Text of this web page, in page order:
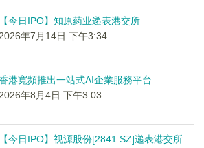
【今日IPO】知原药业递表港交所
2026年7月14日 下午3:34
港寬頻推出一站式AI企業服務平台
2026年8月4日 下午3:03
【今日IPO】视源股份[2841.SZ]递表港交所